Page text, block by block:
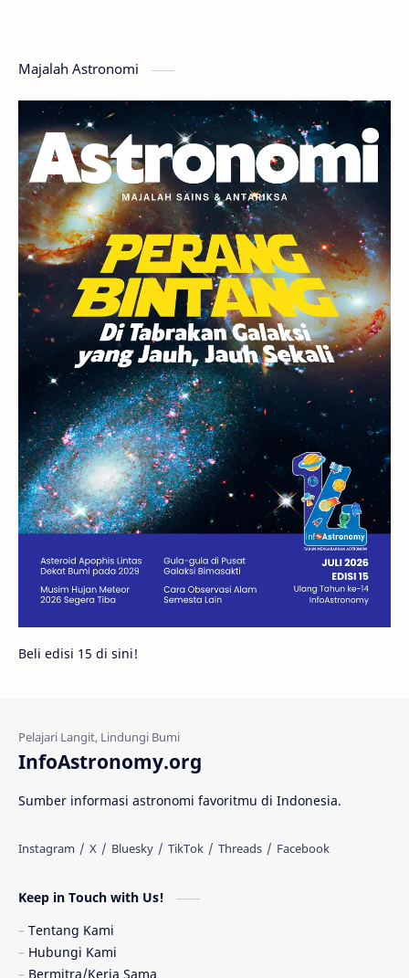
Planet Kerdil Bumi Pengetahuan
Berita Hujan Meteor Satelit Alami
Rasi Bintang Teleskop Saturnus
GBT 2018 UFO Advertorial
Astrofotografi
Stasiun Luar Angkasa Internasional
Gugus Bintang Menarik Dibaca
Venus Pluto Galaksi Kerdil
Gambar Harian Titan
Bintang Neutron Hubble Tips
Juno Bintang Biner
Fakta Galaksi Spiral
Gerhana Matahari
Quasar
Majalah Astronomi
Beli edisi 15 di sini!
InfoAstronomy.org
Sumber informasi astronomi favoritmu di Indonesia.
Keep in Touch with Us!
Tentang Kami
Hubungi Kami
Bermitra/Kerja Sama